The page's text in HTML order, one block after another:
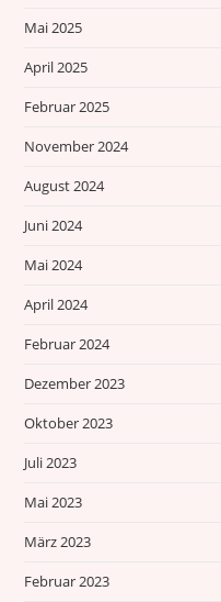
Mai 2025
April 2025
Februar 2025
November 2024
August 2024
Juni 2024
Mai 2024
April 2024
Februar 2024
Dezember 2023
Oktober 2023
Juli 2023
Mai 2023
März 2023
Februar 2023